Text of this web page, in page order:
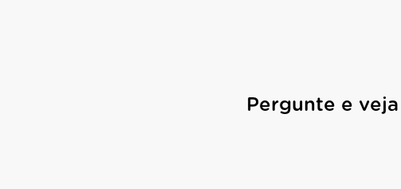
Pergunte e